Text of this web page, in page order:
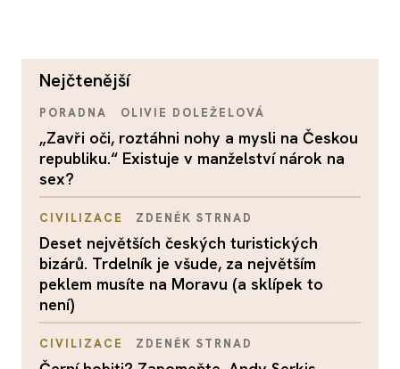
nejčtenější
PORADNA OLIVIE DOLEŽELOVÁ
„Zavři oči, roztáhni nohy a mysli na Českou
republiku.“ Existuje v manželství nárok na
sex?
CIVILIZACE ZDENĚK STRNAD
Deset největších českých turistických
bizárů. Trdelník je všude, za největším
peklem musíte na Moravu (a sklípek to
není)
CIVILIZACE ZDENĚK STRNAD